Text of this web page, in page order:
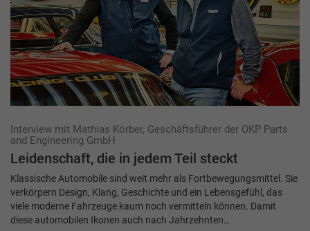
Interview mit Mathias Körber, Geschäftsführer der OKP Parts
and Engineering GmbH
Leidenschaft, die in ­jedem Teil steckt
Klassische Automobile sind weit mehr als Fortbewegungsmittel. Sie
verkörpern Design, Klang, Geschichte und ein Lebensgefühl, das
viele moderne Fahrzeuge kaum noch vermitteln können. Damit
diese automobilen Ikonen auch nach Jahrzehnten…